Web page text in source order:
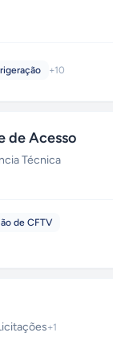
+10
de Acesso
Técnica
de CFTV
+1